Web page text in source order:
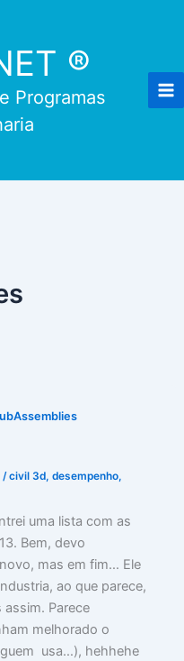
®
Programas
/civil 3d, desempenho,
uma lista com as
Bem, devo
mas em fim… Ele
ao que parece,
Parece
melhorado o
usa…), hehhehe